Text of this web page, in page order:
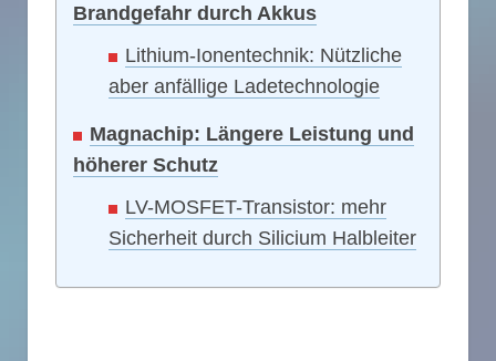
Brandgefahr durch Akkus
Lithium-Ionentechnik: Nützliche
aber anfällige Ladetechnologie
Magnachip: Längere Leistung und
höherer Schutz
LV-MOSFET-Transistor: mehr
Sicherheit durch Silicium Halbleiter